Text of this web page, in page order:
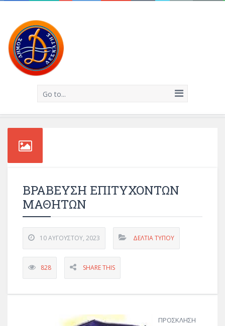
Go to...
ΒΡΑΒΕΥΣΗ ΕΠΙΤΥΧΟΝΤΩΝ
ΜΑΘΗΤΩΝ
10 ΑΥΓΟΎΣΤΟΥ, 2023 ΔΕΛΤΊΑ ΤΎΠΟΥ
828 SHARE THIS
ΠΡΟΣΚΛΗΣΗ